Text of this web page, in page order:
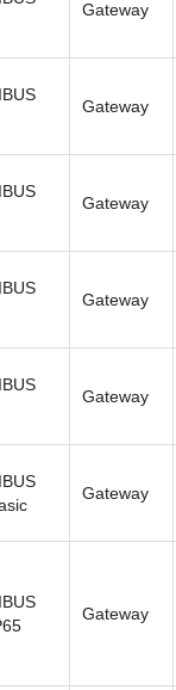
Gateway
Gateway
Gateway
Gateway
Gateway
Gateway
Gateway